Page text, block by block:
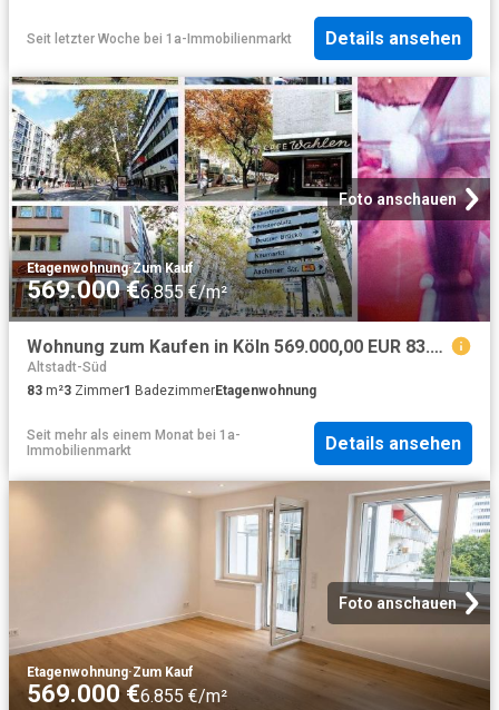
Seit letzter Woche bei 1a-Immobilienmarkt Details ansehen
Foto anschauen
Etagenwohnung·Zum Kauf
569.000 €6.855 €/m²
Wohnung zum Kaufen in Köln 569.000,00 EUR 83.03 m²
Altstadt-Süd
83 m²3 Zimmer1 BadezimmerEtagenwohnung
Seit mehr als einem Monat bei 1a-
Immobilienmarkt
Details ansehen
Foto anschauen
Etagenwohnung·Zum Kauf
569.000 €6.855 €/m²